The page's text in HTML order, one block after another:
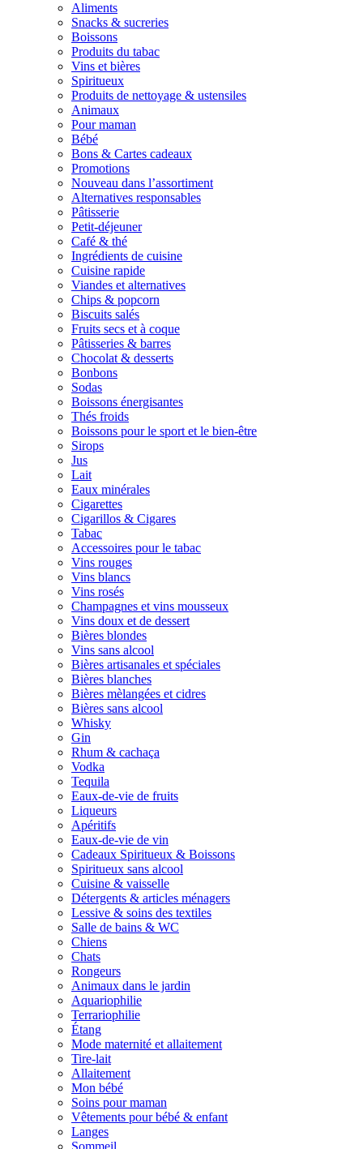
Aliments
Snacks & sucreries
Boissons
Produits du tabac
Vins et bières
Spiritueux
Produits de nettoyage & ustensiles
Animaux
Pour maman
Bébé
Bons & Cartes cadeaux
Promotions
Nouveau dans l’assortiment
Alternatives responsables
Pâtisserie
Petit-déjeuner
Café & thé
Ingrédients de cuisine
Cuisine rapide
Viandes et alternatives
Chips & popcorn
Biscuits salés
Fruits secs et à coque
Pâtisseries & barres
Chocolat & desserts
Bonbons
Sodas
Boissons énergisantes
Thés froids
Boissons pour le sport et le bien-être
Sirops
Jus
Lait
Eaux minérales
Cigarettes
Cigarillos & Cigares
Tabac
Accessoires pour le tabac
Vins rouges
Vins blancs
Vins rosés
Champagnes et vins mousseux
Vins doux et de dessert
Bières blondes
Vins sans alcool
Bières artisanales et spéciales
Bières blanches
Bières mèlangées et cidres
Bières sans alcool
Whisky
Gin
Rhum & cachaça
Vodka
Tequila
Eaux-de-vie de fruits
Liqueurs
Apéritifs
Eaux-de-vie de vin
Cadeaux Spiritueux & Boissons
Spiritueux sans alcool
Cuisine & vaisselle
Détergents & articles ménagers
Lessive & soins des textiles
Salle de bains & WC
Chiens
Chats
Rongeurs
Animaux dans le jardin
Aquariophilie
Terrariophilie
Étang
Mode maternité et allaitement
Tire-lait
Allaitement
Mon bébé
Soins pour maman
Vêtements pour bébé & enfant
Langes
Sommeil